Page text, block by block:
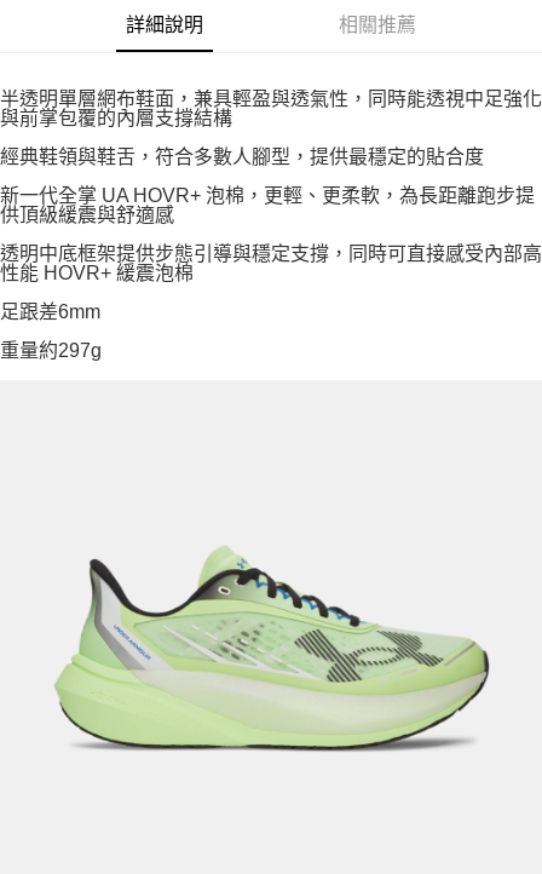
詳細說明 相關推薦
半透明單層網布鞋面，兼具輕盈與透氣性，同時能透視中足強化
與前掌包覆的內層支撐結構
經典鞋領與鞋舌，符合多數人腳型，提供最穩定的貼合度
新一代全掌 UA HOVR+ 泡棉，更輕、更柔軟，為長距離跑步提
供頂級緩震與舒適感
透明中底框架提供步態引導與穩定支撐，同時可直接感受內部高
性能 HOVR+ 緩震泡棉
足跟差6mm
重量約297g